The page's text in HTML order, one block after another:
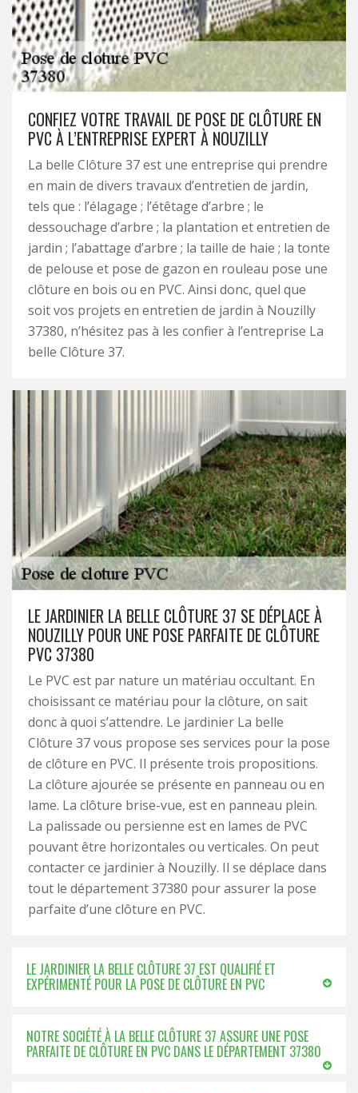
CONFIEZ VOTRE TRAVAIL DE POSE DE CLÔTURE EN
PVC À L’ENTREPRISE EXPERT À NOUZILLY
La belle Clôture 37 est une entreprise qui prendre
en main de divers travaux d’entretien de jardin,
tels que : l’élagage ; l’étêtage d’arbre ; le
dessouchage d’arbre ; la plantation et entretien de
jardin ; l’abattage d’arbre ; la taille de haie ; la tonte
de pelouse et pose de gazon en rouleau pose une
clôture en bois ou en PVC. Ainsi donc, quel que
soit vos projets en entretien de jardin à Nouzilly
37380, n’hésitez pas à les confier à l’entreprise La
belle Clôture 37.
LE JARDINIER LA BELLE CLÔTURE 37 SE DÉPLACE À
NOUZILLY POUR UNE POSE PARFAITE DE CLÔTURE
PVC 37380
Le PVC est par nature un matériau occultant. En
choisissant ce matériau pour la clôture, on sait
donc à quoi s’attendre. Le jardinier La belle
Clôture 37 vous propose ses services pour la pose
de clôture en PVC. Il présente trois propositions.
La clôture ajourée se présente en panneau ou en
lame. La clôture brise-vue, est en panneau plein.
La palissade ou persienne est en lames de PVC
pouvant être horizontales ou verticales. On peut
contacter ce jardinier à Nouzilly. Il se déplace dans
tout le département 37380 pour assurer la pose
parfaite d’une clôture en PVC.
LE JARDINIER LA BELLE CLÔTURE 37 EST QUALIFIÉ ET
EXPÉRIMENTÉ POUR LA POSE DE CLÔTURE EN PVC
NOTRE SOCIÉTÉ À LA BELLE CLÔTURE 37 ASSURE UNE POSE
PARFAITE DE CLÔTURE EN PVC DANS LE DÉPARTEMENT 37380